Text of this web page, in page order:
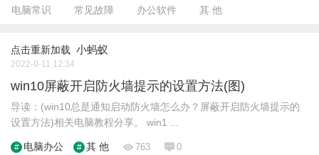
电脑常识 常见故障 办公软件 其 他
点击重新加载 小蚂蚁
2022-9-11 12:34
win10屏蔽开启防火墙提示的设置方法(图)
导读：(win10总是通知启动防火墙怎么办？屏蔽开启防火墙提示的
设置方法)相关电脑教程分享。 win1 ...
电脑办公 其 他 763 0